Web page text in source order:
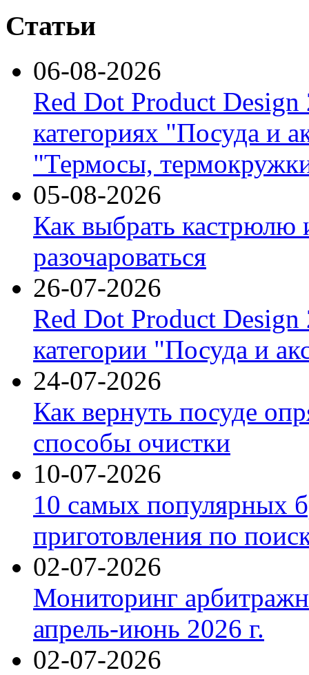
Статьи
06-08-2026
Red Dot Product Design
категориях "Посуда и
"Термосы,
05-08-2026
Как выбрать кастрюлю
разочароваться
26-07-2026
Red Dot Product Design
категории "Посуда и
24-07-2026
Как вернуть посуде
способы очистки
10-07-2026
10 самых популярных
приготовления по
02-07-2026
Мониторинг
апрель-июнь 2026 г.
02-07-2026